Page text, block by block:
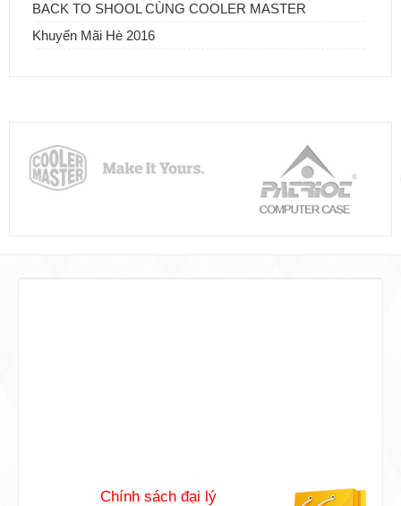
BACK TO SHOOL CÙNG COOLER MASTER
Khuyến Mãi Hè 2016
Chính sách đại lý